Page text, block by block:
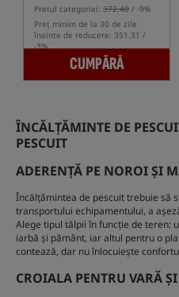
Pretul categoriei: 372,40 / -9%
Preț minim de la 30 de zile
înainte de reducere: 351.31 /
-3%
CUMPĂRĂ
ÎNCĂLȚĂMINTE DE
PESCUIT
ADERENȚĂ PE NOROI ȘI
Încălțămintea de pescuit trebuie să
transportului echipamentului, a
Alege tipul tălpii în funcție de teren:
iarbă și pământ, iar altul pentru o
contează, dar nu înlocuiește
CROIALA PENTRU VARĂ